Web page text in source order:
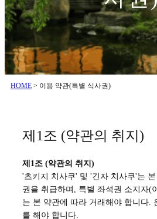
HOME > 이용 약관(특별 식사권)
제1조 (약관의 취지)
제1조 (약관의 취지)
'츠키지 치사쿠' 및 '긴자 치사쿠'는
권을 취급하며, 특별 좌석권 소지자(
는 본 약관에 따라 거래해야 합니다.
를 해야 합니다.